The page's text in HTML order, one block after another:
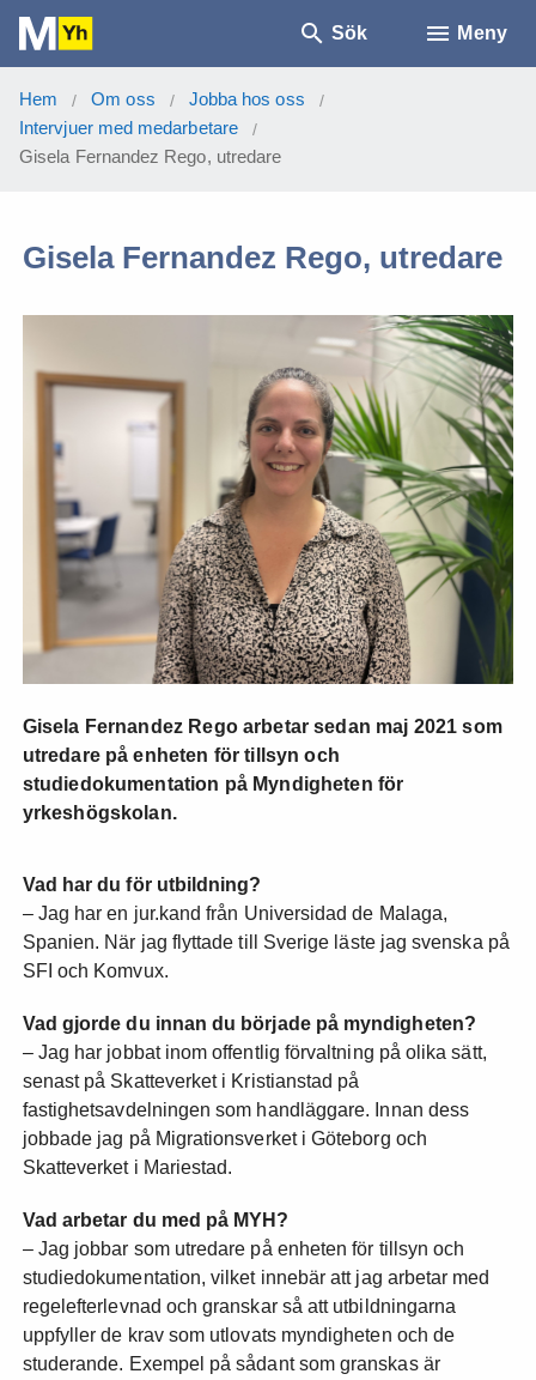
Sök Meny
Hem / Om oss / Jobba hos oss /
Intervjuer med medarbetare /
Gisela Fernandez Rego, utredare
Gisela Fernandez Rego, utredare
Gisela Fernandez Rego arbetar sedan maj 2021 som
utredare på enheten för tillsyn och
studiedokumentation på Myndigheten för
yrkeshögskolan.
Vad har du för utbildning?
– Jag har en jur.kand från Universidad de Malaga,
Spanien. När jag flyttade till Sverige läste jag svenska på
SFI och Komvux.
Vad gjorde du innan du började på myndigheten?
– Jag har jobbat inom offentlig förvaltning på olika sätt,
senast på Skatteverket i Kristianstad på
fastighetsavdelningen som handläggare. Innan dess
jobbade jag på Migrationsverket i Göteborg och
Skatteverket i Mariestad.
Vad arbetar du med på MYH?
– Jag jobbar som utredare på enheten för tillsyn och
studiedokumentation, vilket innebär att jag arbetar med
regelefterlevnad och granskar så att utbildningarna
uppfyller de krav som utlovats myndigheten och de
studerande. Exempel på sådant som granskas är